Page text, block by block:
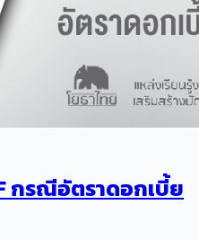
กรณีอัตราดอกเบี้ย